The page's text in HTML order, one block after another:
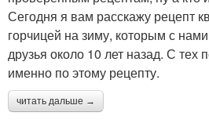
Сегодня я вам расскажу рецепт
горчицей на зиму, которым с
друзья около 10 лет назад. С тех
именно по этому рецепту.
читать дальше →